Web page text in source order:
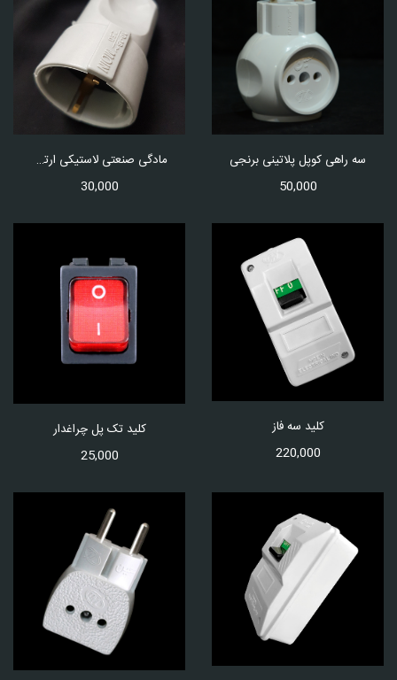
سه راهی کوپل پلاتینی برنجی
50,000
مادگی صنعتی لاستیکی ارتدار برنجی
30,000
کلید سه فاز
220,000
کلید تک پل چراغدار
25,000